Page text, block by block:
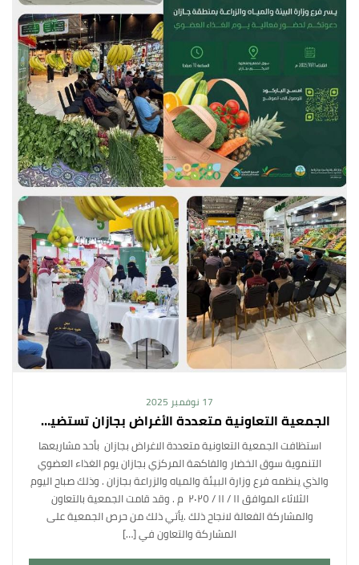
17 نوفمبر 2025
الجمعية التعاونية متعددة الأغراض بجازان تستضيف فعاليات يوم الغذاء العضوي
استظافت الجمعية التعاونية متعددة الاغراض بجازان بأحد مشاريعها
التنموية سوق الخضار والفاكهة المركزي بجازان يوم الغذاء العضوي
والذي ينظمه فرع وزارة البيئة والمياه والزراعة بجازان . وذلك صباح اليوم
الثلاثاء الموافق ١١ / ١١ / ٢٠٢٥ م . وقد قامت الجمعية بالتعاون
والمشاركة الفعالة لانجاح ذلك .يأتي ذلك من حرص الجمعية على
المشاركة والتعاون في […]